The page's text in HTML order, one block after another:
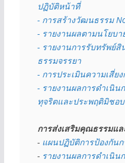
ปฏิบัติหน้าที่
- การสร้างวัฒนธรรม
- รายงานผลตามนโยบา
- รายงานการรับทรัพย์
ธรรมจรรยา
- การประเมินความเสี่ย
- รายงานผลการดำเนิน
ทุจริตและประพฤติมิชอ
การส่งเสริมคุณธรรมแล
- แผนปฏิบัติการป้องกัน
- รายงานผลการดำเนิน